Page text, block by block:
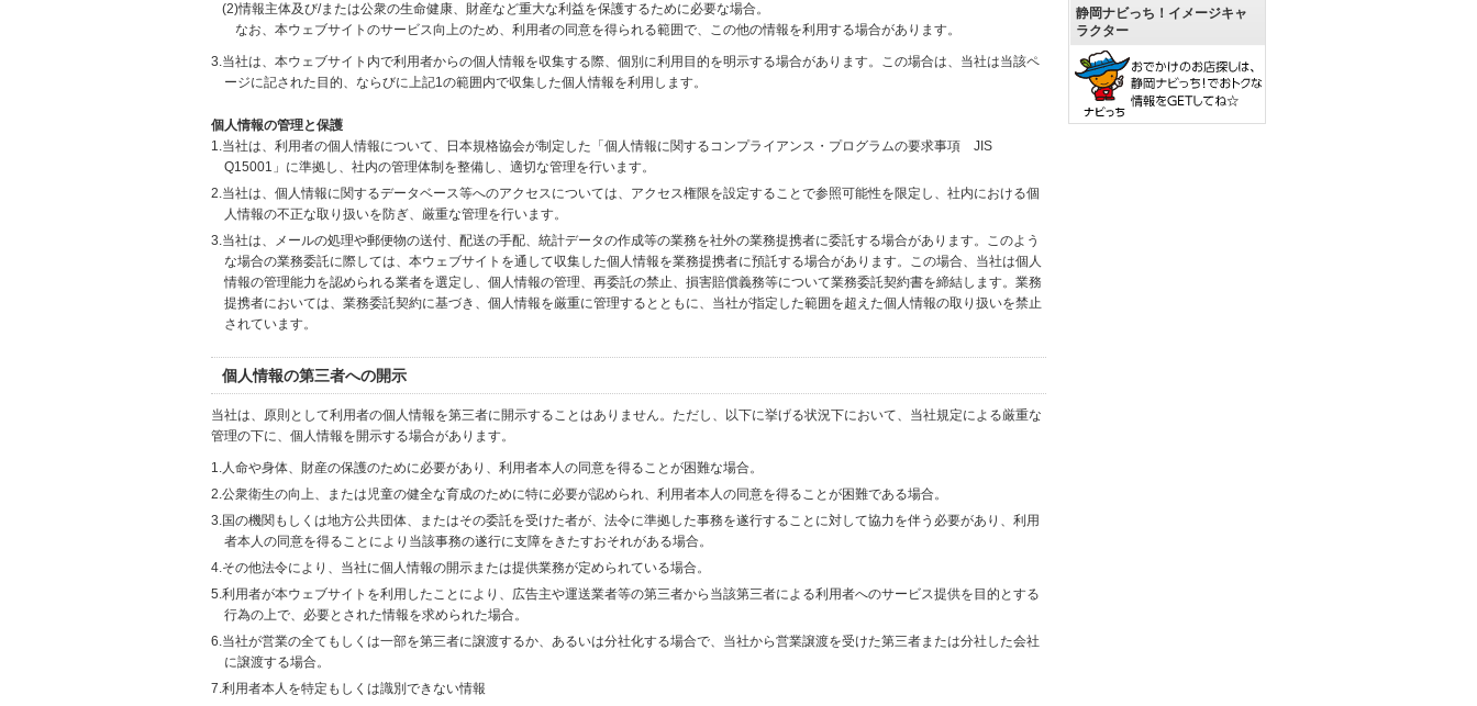
(2)情報主体及び/または公衆の生命健康、財産など重大な利益を保護するために必要な場合。
なお、本ウェブサイトのサービス向上のため、利用者の同意を得られる範囲で、この他の情報を利用する場合があります。
3.当社は、本ウェブサイト内で利用者からの個人情報を収集する際、個別に利用目的を明示する場合があります。この場合は、当社は当該ペ
ージに記された目的、ならびに上記1の範囲内で収集した個人情報を利用します。
個人情報の管理と保護
1.当社は、利用者の個人情報について、日本規格協会が制定した「個人情報に関するコンプライアンス・プログラムの要求事項 JIS
Q15001」に準拠し、社内の管理体制を整備し、適切な管理を行います。
2.当社は、個人情報に関するデータベース等へのアクセスについては、アクセス権限を設定することで参照可能性を限定し、社内における個
人情報の不正な取り扱いを防ぎ、厳重な管理を行います。
3.当社は、メールの処理や郵便物の送付、配送の手配、統計データの作成等の業務を社外の業務提携者に委託する場合があります。このよう
な場合の業務委託に際しては、本ウェブサイトを通して収集した個人情報を業務提携者に預託する場合があります。この場合、当社は個人
情報の管理能力を認められる業者を選定し、個人情報の管理、再委託の禁止、損害賠償義務等について業務委託契約書を締結します。業務
提携者においては、業務委託契約に基づき、個人情報を厳重に管理するとともに、当社が指定した範囲を超えた個人情報の取り扱いを禁止
されています。
個人情報の第三者への開示
当社は、原則として利用者の個人情報を第三者に開示することはありません。ただし、以下に挙げる状況下において、当社規定による厳重な
管理の下に、個人情報を開示する場合があります。
1.人命や身体、財産の保護のために必要があり、利用者本人の同意を得ることが困難な場合。
2.公衆衛生の向上、または児童の健全な育成のために特に必要が認められ、利用者本人の同意を得ることが困難である場合。
3.国の機関もしくは地方公共団体、またはその委託を受けた者が、法令に準拠した事務を遂行することに対して協力を伴う必要があり、利用
者本人の同意を得ることにより当該事務の遂行に支障をきたすおそれがある場合。
4.その他法令により、当社に個人情報の開示または提供業務が定められている場合。
5.利用者が本ウェブサイトを利用したことにより、広告主や運送業者等の第三者から当該第三者による利用者へのサービス提供を目的とする
行為の上で、必要とされた情報を求められた場合。
6.当社が営業の全てもしくは一部を第三者に譲渡するか、あるいは分社化する場合で、当社から営業譲渡を受けた第三者または分社した会社
に譲渡する場合。
7.利用者本人を特定もしくは識別できない情報
静岡ナビっち！イメージキャ
ラクター